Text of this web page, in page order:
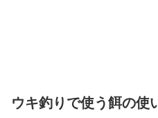
ウキ釣りで使う餌の使